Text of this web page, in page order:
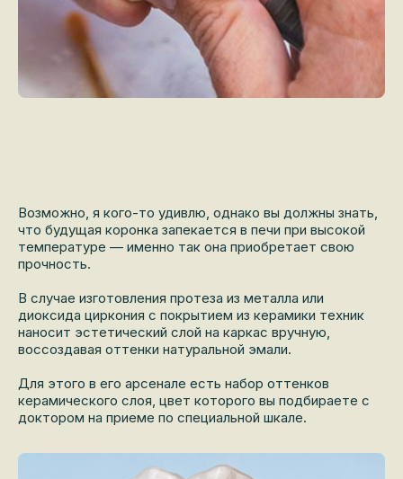
Возможно, я кого-то удивлю, однако вы должны знать,
что будущая коронка запекается в печи при высокой
температуре — именно так она приобретает свою
прочность.
В случае изготовления протеза из металла или
диоксида циркония с покрытием из керамики техник
наносит эстетический слой на каркас вручную,
воссоздавая оттенки натуральной эмали.
Для этого в его арсенале есть набор оттенков
керамического слоя, цвет которого вы подбираете с
доктором на приеме по специальной шкале.